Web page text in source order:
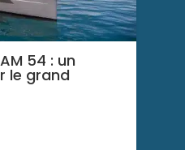
54 : un
le grand